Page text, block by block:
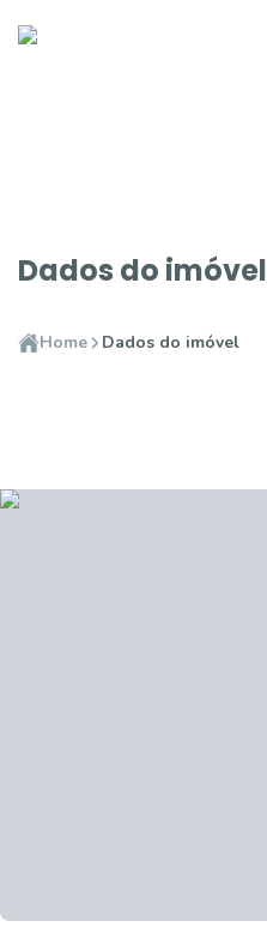
Dados do imóvel
Home Dados do imóvel